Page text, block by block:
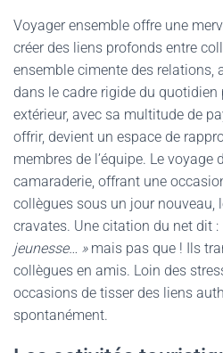
Voyager ensemble offre une
créer des liens profonds entre
ensemble cimente des relations,
dans le cadre rigide du
extérieur, avec sa multitude de
offrir, devient un espace de
membres de l’équipe. Le voyage
camaraderie, offrant une
collègues sous un jour nouveau,
cravates. Une citation du net dit :
jeunesse… »mais pas que ! Ils
collègues en amis. Loin des
occasions de tisser des liens
spontanément.